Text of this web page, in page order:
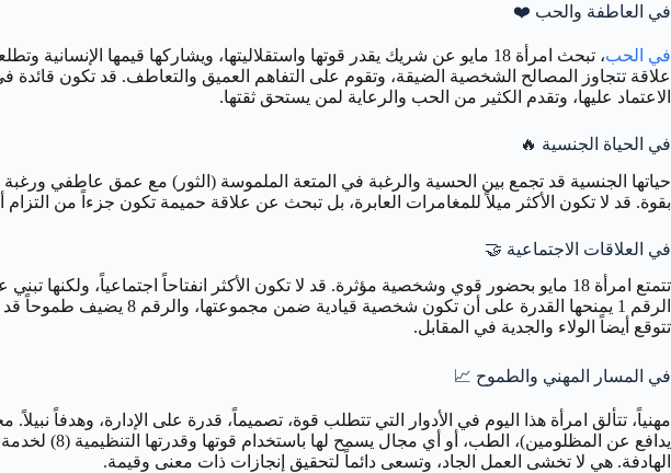
في العاطفة والحب ❤️
في الحب
علاقة تتجاوز المصالح الشخصية الضيقة، وتقوم على التفاهم العميق والتعاطف. قد تكون قائدة في العلاقة (1)، ولكنها تقدر الشريك الذي يدعم طموحاتها ويشاركها
الاعتماد عليها، وتقدم الكثير من الحب والرعاية لمن يستحق ثقتها.
في الحياة الجنسية 🔥
بقوة. قد لا تكون الأكثر ميلاً للمغامرات العابرة، بل تبحث عن علاقة حميمة تكون جزءاً من
في العلاقات الاجتماعية 🤝
الرقم 1 يمنحها القدرة
تتوقع أيضاً الولاء والجدية في المقابل.
في المسار المهني والطموح 📈
مهنياً، تتألق امرأة هذا اليوم في الأدوار التي تتطلب قوة، تصميماً، قدرة على الإدارة، وهدفاً
الهادفة. هي لا تخشى العمل الجاد، وتسعى دائماً لتحقيق إنجازات ذات معنى وقيمة.